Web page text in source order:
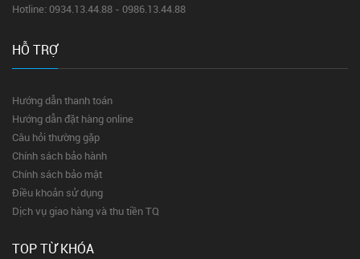
Hotline: 0934.13.44.88 - 0986.13.44.88
HỖ TRỢ
Hướng dẫn thanh toán
Hướng dẫn đặt hàng online
Câu hỏi thường gặp
Chính sách bảo hành
Chính sách bảo mật
Điều khoản sử dụng
Dịch vụ giao hàng và thu tiền TQ
TOP TỪ KHÓA